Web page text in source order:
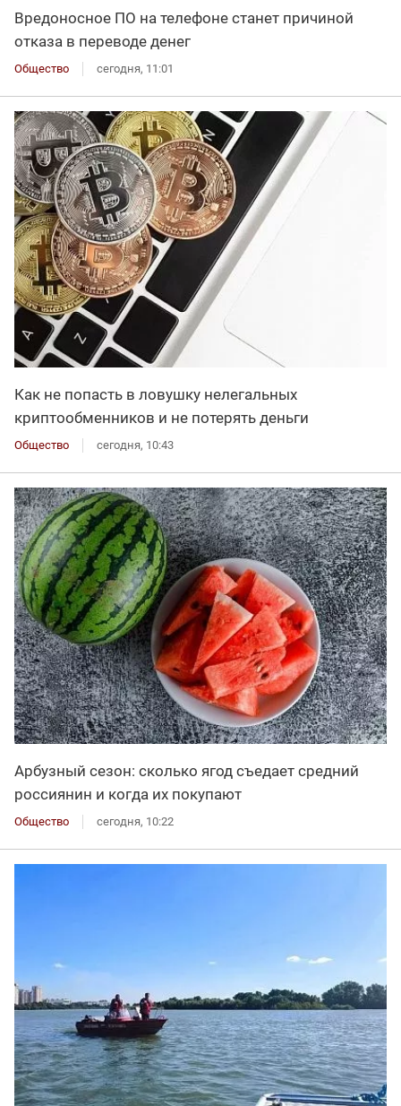
Вредоносное ПО на телефоне станет причиной
отказа в переводе денег
Общество сегодня, 11:01
Как не попасть в ловушку нелегальных
криптообменников и не потерять деньги
Общество сегодня, 10:43
Арбузный сезон: сколько ягод съедает средний
россиянин и когда их покупают
Общество сегодня, 10:22